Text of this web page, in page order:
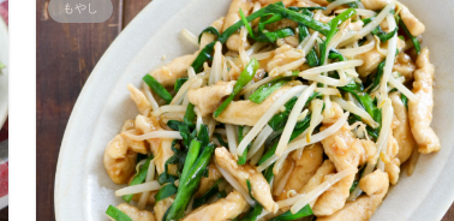
もやし